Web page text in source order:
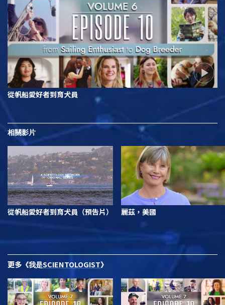
從帆船愛好者到育犬員
相關影片
從帆船愛好者到育犬員（預告片） 麗茲，美國
更多 《我是SCIENTOLOGIST》